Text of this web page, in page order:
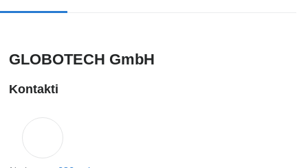
GLOBOTECH GmbH
Kontakti